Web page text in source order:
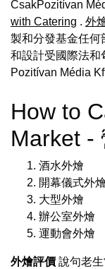
CsakPozitívan
with Catering . 外
製和分發基金任何
和設計受國際法和
Pozitívan Média
How to
Market -
酒水外燴
開幕儀式外燴
大型外燴
辦公室外燴
運動會外燴
外燴評價 說句老